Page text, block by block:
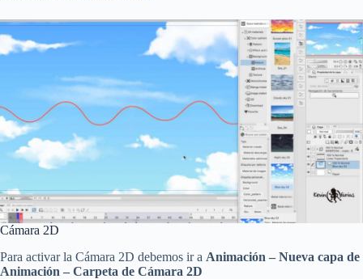
Cámara 2D
Para activar la Cámara 2D debemos ir a Animación – Nueva capa de
Animación – Carpeta de Cámara 2D